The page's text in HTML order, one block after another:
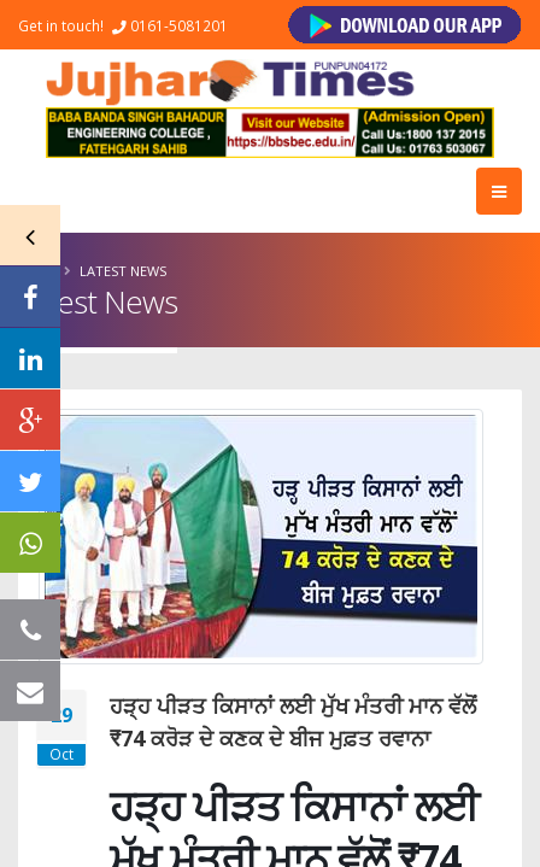
Get in touch! 0161-5081201
HOME LATEST NEWS
Latest News
29
Oct
ਹੜ੍ਹ ਪੀੜਤ ਕਿਸਾਨਾਂ ਲਈ ਮੁੱਖ ਮੰਤਰੀ ਮਾਨ ਵੱਲੋਂ
₹74 ਕਰੋੜ ਦੇ ਕਣਕ ਦੇ ਬੀਜ ਮੁਫ਼ਤ ਰਵਾਨਾ
ਹੜ੍ਹ ਪੀੜਤ ਕਿਸਾਨਾਂ ਲਈ